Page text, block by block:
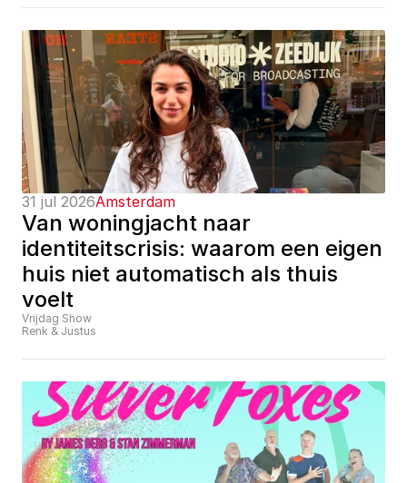
31 jul 2026Amsterdam
Van woningjacht naar
identiteitscrisis: waarom een eigen
huis niet automatisch als thuis
voelt
Vrijdag Show
Renk & Justus